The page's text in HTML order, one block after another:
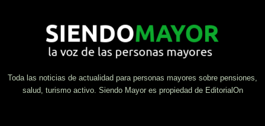
Toda las noticias de actualidad para personas mayores sobre pensiones,
salud, turismo activo. Siendo Mayor es propiedad de EditorialOn